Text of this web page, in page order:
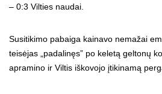
– 0:3 Vilties naudai.
Susitikimo pabaiga kainavo nemažai
teisėjas „padalinęs” po keletą geltonų
apramino ir Viltis iškovojo įtikinamą